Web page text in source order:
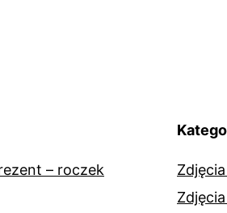
– roczek